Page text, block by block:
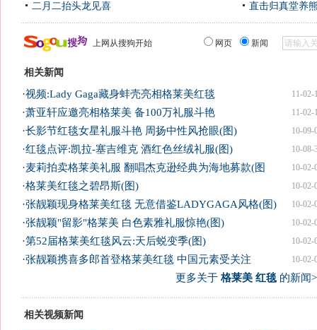
二月二抬头龙见喜 直击归真堂养
上网从搜狗开始 网页 新闻
相关新闻
11-02-
·视频:Lady Gaga藏身蚌壳亮相格莱美红毯
11-02-
·萧亚轩应邀亮相格莱美 备100万礼服斗艳
10-09-
·长影节红毯女星礼服斗艳 周扬中性风抢眼(图)
10-08-
·红毯点评:凯拉-塞吉维克 酒红色丝绒礼服(图)
10-02-
·麦莉拍卖格莱美礼服 翻唱杰克逊经典为海地募款(图
10-02-
·格莱美红毯之碧昂斯(图)
10-02-
·张靓颖现身格莱美红毯 无意借鉴LADYGAGA风格(图)
10-02-
·张靓颖"留影"格莱美 白色素雅礼服惊艳(图)
10-02-
·第52届格莱美红毯风云:天后蜕变季(图)
10-02-
·张靓颖携喜多郎首登格莱美红毯 中国元素受关注
更多关于 格莱美 红毯的新闻
相关视频新闻